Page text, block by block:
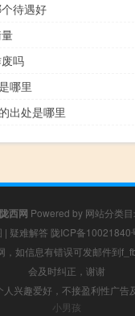
待遇好
吗
哪里
出处是哪里
陇西网 Powered by 网站分类
| 疑难解答 陇ICP备10021840
，如信息有错误可发邮件到
会及时纠正，谢谢
人兴趣爱好，不接盈利性广告
小男孩